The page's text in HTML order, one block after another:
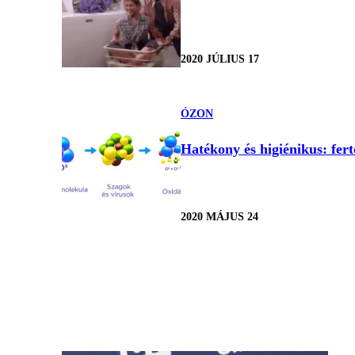
2020 JÚLIUS 17
ÓZON
Hatékony és higiénikus:
2020 MÁJUS 24